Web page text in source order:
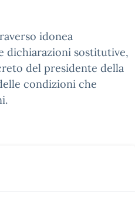
idonea
dichiarazioni sostitutive,
del presidente della
condizioni che